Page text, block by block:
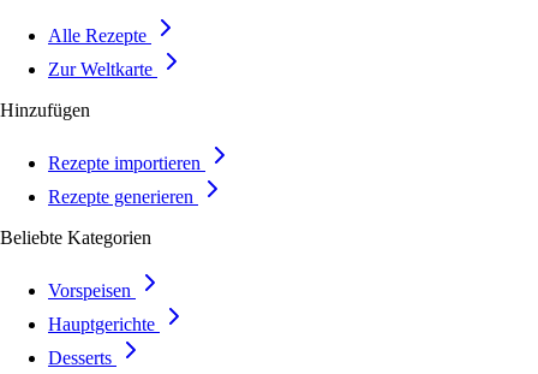
Alle Rezepte
Zur Weltkarte
Hinzufügen
Rezepte importieren
Rezepte generieren
Beliebte Kategorien
Vorspeisen
Hauptgerichte
Desserts